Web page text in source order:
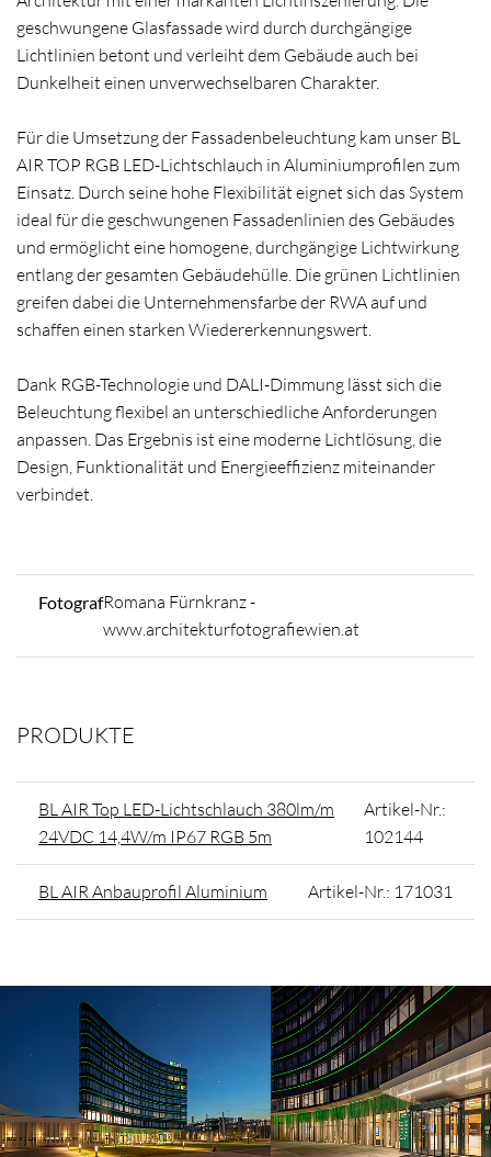
geschwungene Glasfassade wird durch durchgängige
Lichtlinien betont und verleiht dem Gebäude auch bei
Dunkelheit einen unverwechselbaren Charakter.
Für die Umsetzung der Fassadenbeleuchtung kam unser BL
AIR TOP RGB LED-Lichtschlauch in Aluminiumprofilen zum
Einsatz. Durch seine hohe Flexibilität eignet sich das System
ideal für die geschwungenen Fassadenlinien des Gebäudes
und ermöglicht eine homogene, durchgängige Lichtwirkung
entlang der gesamten Gebäudehülle. Die grünen Lichtlinien
greifen dabei die Unternehmensfarbe der RWA auf und
schaffen einen starken Wiedererkennungswert.
Dank RGB-Technologie und DALI-Dimmung lässt sich die
Beleuchtung flexibel an unterschiedliche Anforderungen
anpassen. Das Ergebnis ist eine moderne Lichtlösung, die
Design, Funktionalität und Energieeffizienz miteinander
verbindet.
FotografRomana Fürnkranz -
www.architekturfotografiewien.at
PRODUKTE
BL AIR Top LED-Lichtschlauch 380lm/m
24VDC 14,4W/m IP67 RGB 5m
Artikel-Nr.:
102144
BL AIR Anbauprofil Aluminium Artikel-Nr.: 171031